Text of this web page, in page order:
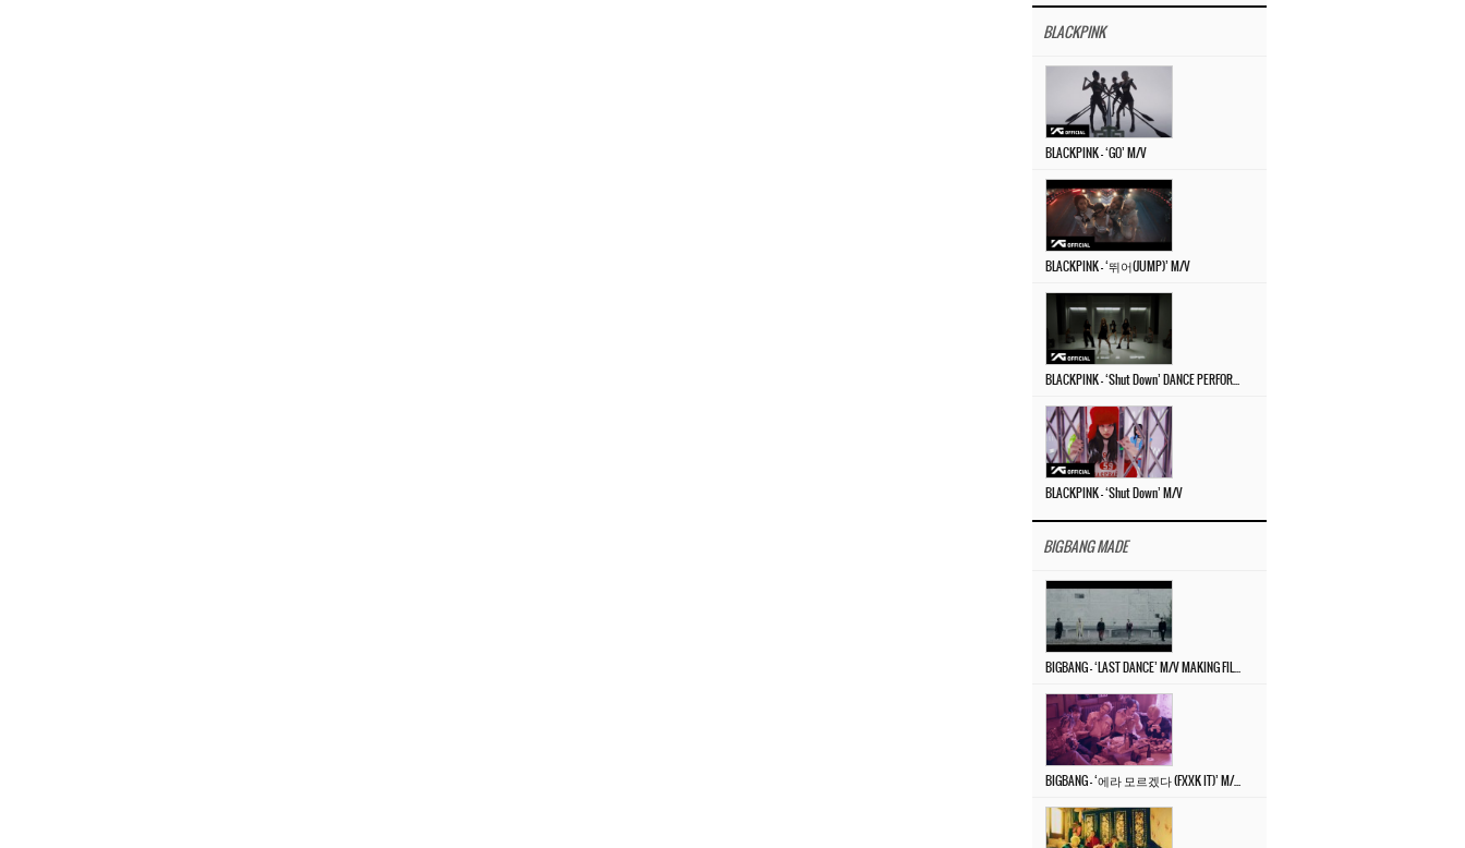
BLACKPINK
BLACKPINK – ‘GO’ M/V
BLACKPINK – ‘뛰어(JUMP)’ M/V
BLACKPINK – ‘Shut Down’ M/V
BIGBANG MADE